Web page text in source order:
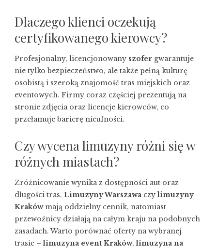
Dlaczego klienci oczekują
certyfikowanego kierowcy?
Profesjonalny, licencjonowany szofer gwarantuje
nie tylko bezpieczeństwo, ale także pełną kulturę
osobistą i szeroką znajomość tras miejskich oraz
eventowych. Firmy coraz częściej prezentują na
stronie zdjęcia oraz licencje kierowców, co
przełamuje barierę nieufności.
Czy wycena limuzyny różni się w
różnych miastach?
Zróżnicowanie wynika z dostępności aut oraz
długości tras. Limuzyny Warszawa czylimuzyny
Krakówmają oddzielny cennik, natomiast
przewoźnicy działają na całym kraju na podobnych
zasadach. Warto porównać oferty na wybranej
trasie –limuzyna event Kraków,limuzyna na